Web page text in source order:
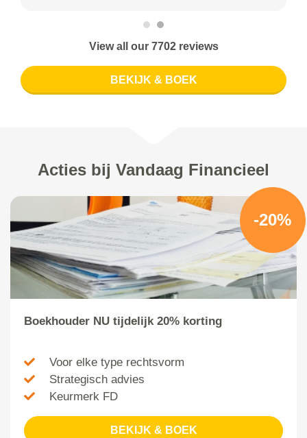
View all our 7702 reviews
BEKIJK & BOEK
Acties bij Vandaag Financieel
-20%
Boekhouder NU tijdelijk 20% korting
Voor elke type rechtsvorm
Strategisch advies
Keurmerk FD
BEKIJK & BOEK